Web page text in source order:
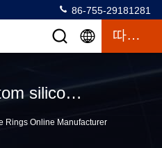
86-755-29181281
따옴표
Keywords [ custom silicone rings ] Match 84 상품
Rings Online Manufacturer